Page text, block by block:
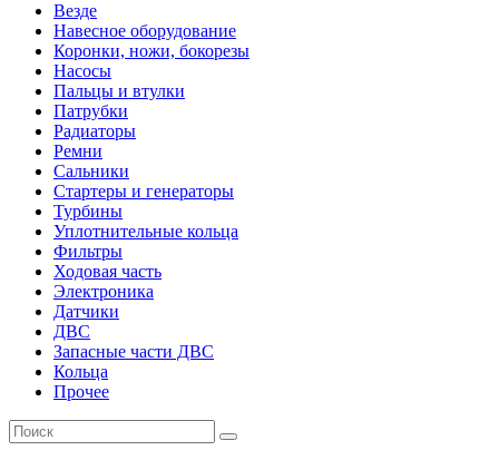
Везде
Навесное оборудование
Коронки, ножи, бокорезы
Насосы
Пальцы и втулки
Патрубки
Радиаторы
Ремни
Сальники
Стартеры и генераторы
Турбины
Уплотнительные кольца
Фильтры
Ходовая часть
Электроника
Датчики
ДВС
Запасные части ДВС
Кольца
Прочее